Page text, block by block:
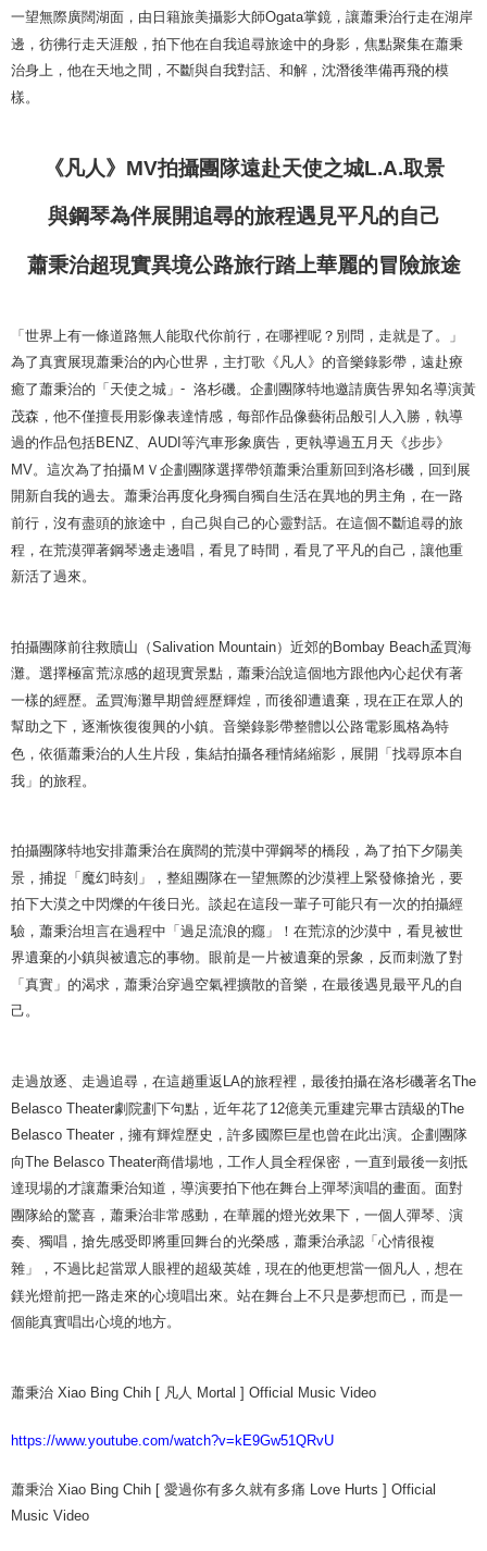
一望無際廣闊湖面，由日籍旅美攝影大師Ogata掌鏡，讓蕭秉治行走在湖岸
邊，彷彿行走天涯般，拍下他在自我追尋旅途中的身影，焦點聚集在蕭秉
治身上，他在天地之間，不斷與自我對話、和解，沈潛後準備再飛的模
樣。
《凡人》 MV拍攝團隊遠赴天使之城L.A.取景
與鋼琴為伴展開追尋的旅程遇見平凡的自己
蕭秉治超現實異境公路旅行踏上華麗的冒險旅途
「世界上有一條道路無人能取代你前行，在哪裡呢？別問，走就是了。」
為了真實展現蕭秉治的內心世界，主打歌《凡人》的音樂錄影帶，遠赴療
癒了蕭秉治的「天使之城」 - 洛杉磯。企劃團隊特地邀請廣告界知名導演黃
茂森，他不僅擅長用影像表達情感，每部作品像藝術品般引人入勝，執導
過的作品包括BENZ AUDI 等汽車形象廣告，更執導過五月天《步步》
MV。這次為了拍攝ＭＶ企劃團隊選擇帶領蕭秉治重新回到洛杉磯，回到展
開新自我的過去。蕭秉治再度化身獨自獨自生活在異地的男主角，在一路
前行，沒有盡頭的旅途中，自己與自己的心靈對話。在這個不斷追尋的旅
程，在荒漠彈著鋼琴邊走邊唱，看見了時間，看見了平凡的自己，讓他重
新活了過來。
拍攝團隊前往救贖山（Salivation Mountain）近郊的Bombay Beach孟買海
灘。選擇極富荒涼感的超現實景點，蕭秉治說這個地方跟他內心起伏有著
一樣的經歷。孟買海灘早期曾經歷輝煌，而後卻遭遺棄，現在正在眾人的
幫助之下，逐漸恢復復興的小鎮。音樂錄影帶整體以公路電影風格為特
色，依循蕭秉治的人生片段，集結拍攝各種情緒縮影，展開「找尋原本自
我」的旅程。
拍攝團隊特地安排蕭秉治在廣闊的荒漠中彈鋼琴的橋段，為了拍下夕陽美
景，捕捉「魔幻時刻」，整組團隊在一望無際的沙漠裡上緊發條搶光，要
拍下大漠之中閃爍的午後日光。談起在這段一輩子可能只有一次的拍攝經
驗，蕭秉治坦言在過程中「過足流浪的癮」！在荒涼的沙漠中，看見被世
界遺棄的小鎮與被遺忘的事物。眼前是一片被遺棄的景象，反而刺激了對
「真實」的渴求，蕭秉治穿過空氣裡擴散的音樂，在最後遇見最平凡的自
己。
走過放逐、走過追尋，在這趟重返 LA的旅程裡，最後拍攝在洛杉磯著名The
Belasco Theater劇院劃下句點，近年花了 12億美元重建完畢古蹟級的The
Belasco Theater ，擁有輝煌歷史，許多國際巨星也曾在此出演。 企劃團隊
向The Belasco Theater商借場地，工作人員全程保密，一直到最後一刻抵
達現場的才讓蕭秉治知道，導演要拍下他在舞台上彈琴演唱的畫面。面對
團隊給的驚喜，蕭秉治非常感動，在華麗的燈光效果下，一個人彈琴、演
奏、獨唱，搶先感受即將重回舞台的光榮感，蕭秉治承認「心情很複
雜」，不過比起當眾人眼裡的超級英雄，現在的他更想當一個凡人，想在
鎂光燈前把一路走來的心境唱出來。站在舞台上不只是夢想而已，而是一
個能真實唱出心境的地方。
蕭秉治 Xiao Bing Chih [ 凡人 Mortal ] Official Music Video
https://www.youtube.com/watch?v=kE9Gw51QRvU
蕭秉治 Xiao Bing Chih [ 愛過你有多久就有多痛 Love Hurts ] Official
Music Video